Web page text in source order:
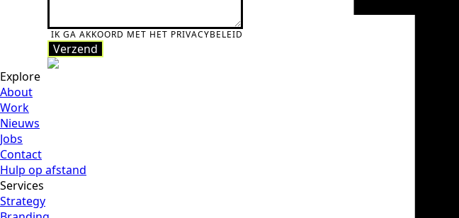
IK GA AKKOORD MET HET PRIVACYBELEID
Verzend
Explore
About
Work
Nieuws
Jobs
Contact
Hulp op afstand
Services
Strategy